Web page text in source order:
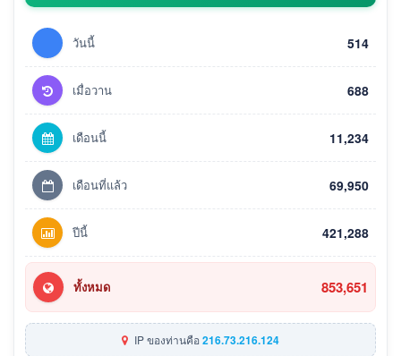
วันนี้ 514
เมื่อวาน 688
เดือนนี้ 11,234
เดือนที่แล้ว 69,950
ปีนี้ 421,288
ทั้งหมด 853,651
IP ของท่านคือ216.73.216.124